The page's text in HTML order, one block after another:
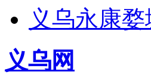
义乌永康
义乌网